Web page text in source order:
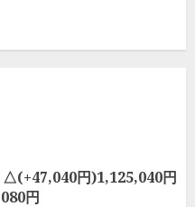
△(+47,040円)1,125,040円
円